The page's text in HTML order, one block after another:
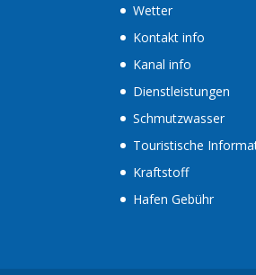
Wetter
Kontakt info
Kanal info
Dienstleistungen
Schmutzwasser
Touristische
Kraftstoff
Hafen Gebühr